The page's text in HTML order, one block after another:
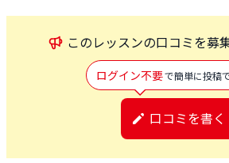
このレッスンの口コミを募
ログイン不要で簡単に投稿
口コミを書く